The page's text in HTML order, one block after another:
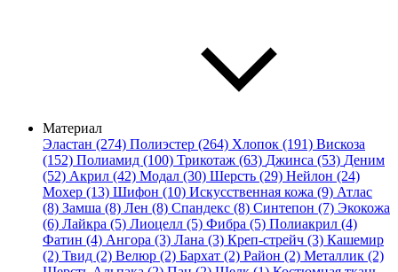
Материал
Эластан (274) Полиэстер (264) Хлопок (191) Вискоза
(152) Полиамид (100) Трикотаж (63) Джинса (53) Деним
(52) Акрил (42) Модал (30) Шерсть (29) Нейлон (24)
Мохер (13) Шифон (10) Искусственная кожа (9) Атлас
(8) Замша (8) Лен (8) Спандекс (8) Синтепон (7) Экокожа
(6) Лайкра (5) Лиоцелл (5) Фибра (5) Полиакрил (4)
Фатин (4) Ангора (3) Лана (3) Креп-стрейч (3) Кашемир
(2) Твид (2) Велюр (2) Бархат (2) Район (2) Металлик (2)